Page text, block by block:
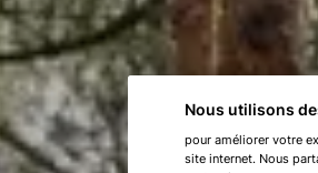
Nous utilisons
pour améliorer votre
site internet. Nous